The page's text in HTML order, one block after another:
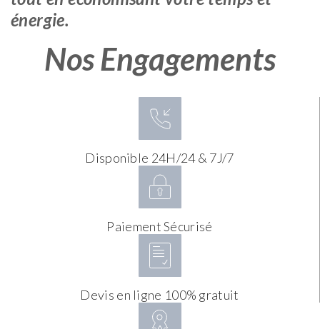
énergie.
Nos Engagements
Disponible 24H/24 & 7J/7
Paiement Sécurisé
Devis en ligne 100% gratuit